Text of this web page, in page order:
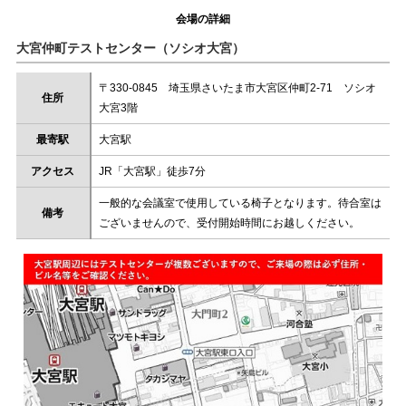
会場の詳細
大宮仲町テストセンター（ソシオ大宮）
住所
〒330-0845 埼玉県さいたま市大宮区仲町2-71 ソシオ
大宮3階
最寄駅 大宮駅
アクセス JR「大宮駅」徒歩7分
備考
一般的な会議室で使用している椅子となります。待合室は
ございませんので、受付開始時間にお越しください。